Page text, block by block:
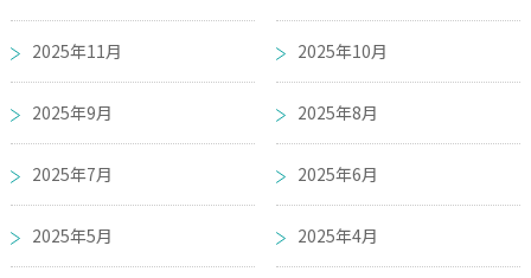
2025年11月 2025年10月
2025年9月 2025年8月
2025年7月 2025年6月
2025年5月 2025年4月